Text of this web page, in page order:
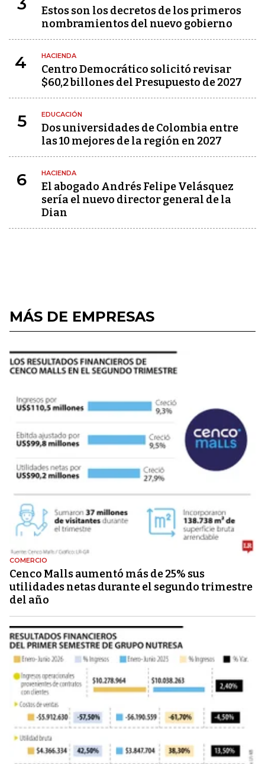
Estos son los decretos de los primeros
nombramientos del nuevo gobierno
4 HACIENDA
Centro Democrático solicitó revisar
$60,2 billones del Presupuesto de 2027
5 EDUCACIÓN
Dos universidades de Colombia entre
las 10 mejores de la región en 2027
6 HACIENDA
El abogado Andrés Felipe Velásquez
sería el nuevo director general de la
Dian
MÁS DE EMPRESAS
COMERCIO
Cenco Malls aumentó más de 25% sus
utilidades netas durante el segundo trimestre
del año